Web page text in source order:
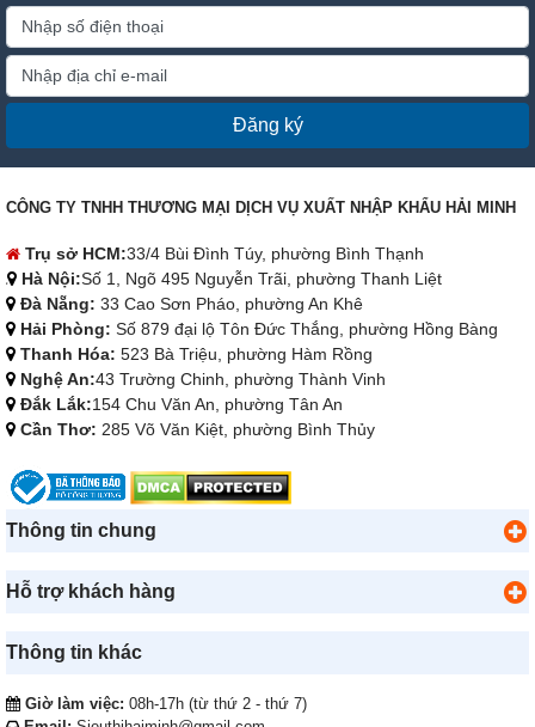
Đăng ký
CÔNG TY TNHH THƯƠNG MẠI DỊCH VỤ XUẤT NHẬP KHẨU HẢI MINH
Trụ sở HCM:33/4 Bùi Đình Túy, phường Bình Thạnh
Hà Nội:Số 1, Ngõ 495 Nguyễn Trãi, phường Thanh Liệt
Đà Nẵng: 33 Cao Sơn Pháo, phường An Khê
Hải Phòng: Số 879 đại lộ Tôn Đức Thắng, phường Hồng Bàng
Thanh Hóa: 523 Bà Triệu, phường Hàm Rồng
Nghệ An:43 Trường Chinh, phường Thành Vinh
Đắk Lắk:154 Chu Văn An, phường Tân An
Cần Thơ: 285 Võ Văn Kiệt, phường Bình Thủy
Thông tin chung
Hỗ trợ khách hàng
Thông tin khác
Giờ làm việc: 08h-17h (từ thứ 2 - thứ 7)